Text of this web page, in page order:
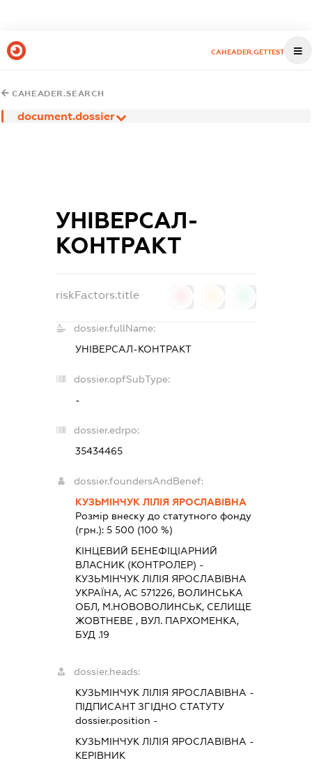
CAHEADER.GETTEST
CAHEADER.SEARCH
document.dossier
УНІВЕРСАЛ-
КОНТРАКТ
riskFactors.title
dossier.fullName:
УНІВЕРСАЛ-КОНТРАКТ
dossier.opfSubType:
-
dossier.edrpo:
35434465
dossier.foundersAndBenef:
КУЗЬМІНЧУК ЛІЛІЯ ЯРОСЛАВІВНА
Розмір внеску до статутного фонду
(грн.):5 500 (100 %)
КІНЦЕВИЙ БЕНЕФІЦІАРНИЙ
ВЛАСНИК (КОНТРОЛЕР) -
КУЗЬМІНЧУК ЛІЛІЯ ЯРОСЛАВІВНА
УКРАЇНА, АС 571226, ВОЛИНСЬКА
ОБЛ, М.НОВОВОЛИНСЬК, СЕЛИЩЕ
ЖОВТНЕВЕ , ВУЛ. ПАРХОМЕНКА,
БУД .19
dossier.heads:
КУЗЬМІНЧУК ЛІЛІЯ ЯРОСЛАВІВНА -
ПІДПИСАНТЗГІДНО СТАТУТУ
dossier.position -
КУЗЬМІНЧУК ЛІЛІЯ ЯРОСЛАВІВНА -
КЕРІВНИК